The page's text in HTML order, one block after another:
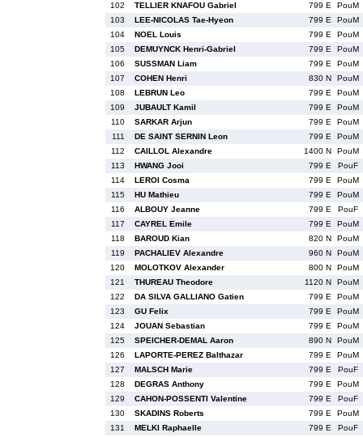
102
TELLIER KNAFOU Gabriel 799 E
PouM
103
LEE-NICOLAS Tae-Hyeon 799 E
PouM
104
NOEL Louis 799 E
PouM
105
DEMUYNCK Henri-Gabriel 799 E
PouM
106
SUSSMAN Liam 799 E
PouM
107
COHEN Henri 830 N
PouM
108
LEBRUN Leo 799 E
PouM
109
JUBAULT Kamil 799 E
PouM
110
SARKAR Arjun 799 E
PouM
111
DE SAINT SERNIN Leon 799 E
PouM
112
CAILLOL Alexandre 1400 N
PouM
113
HWANG Jooi 799 E
PouF
114
LEROI Cosma 799 E
PouM
115
HU Mathieu 799 E
PouM
116
ALBOUY Jeanne 799 E
PouF
117
CAYREL Emile 799 E
PouM
118
BAROUD Kian 820 N
PouM
119
PACHALIEV Alexandre 960 N
PouM
120
MOLOTKOV Alexander 800 N
PouM
121
THUREAU Theodore 1120 N
PouM
122
DA SILVA GALLIANO Gatien 799 E
PouM
123
GU Felix 799 E
PouM
124
JOUAN Sebastian 799 E
PouM
125
SPEICHER-DEMAL Aaron 890 N
PouM
126
LAPORTE-PEREZ Balthazar 799 E
PouM
127
MALSCH Marie 799 E
PouF
128
DEGRAS Anthony 799 E
PouM
129
CAHON-POSSENTI Valentine 799 E
PouF
130
SKADINS Roberts 799 E
PouM
131
MELKI Raphaelle 799 E
PouF